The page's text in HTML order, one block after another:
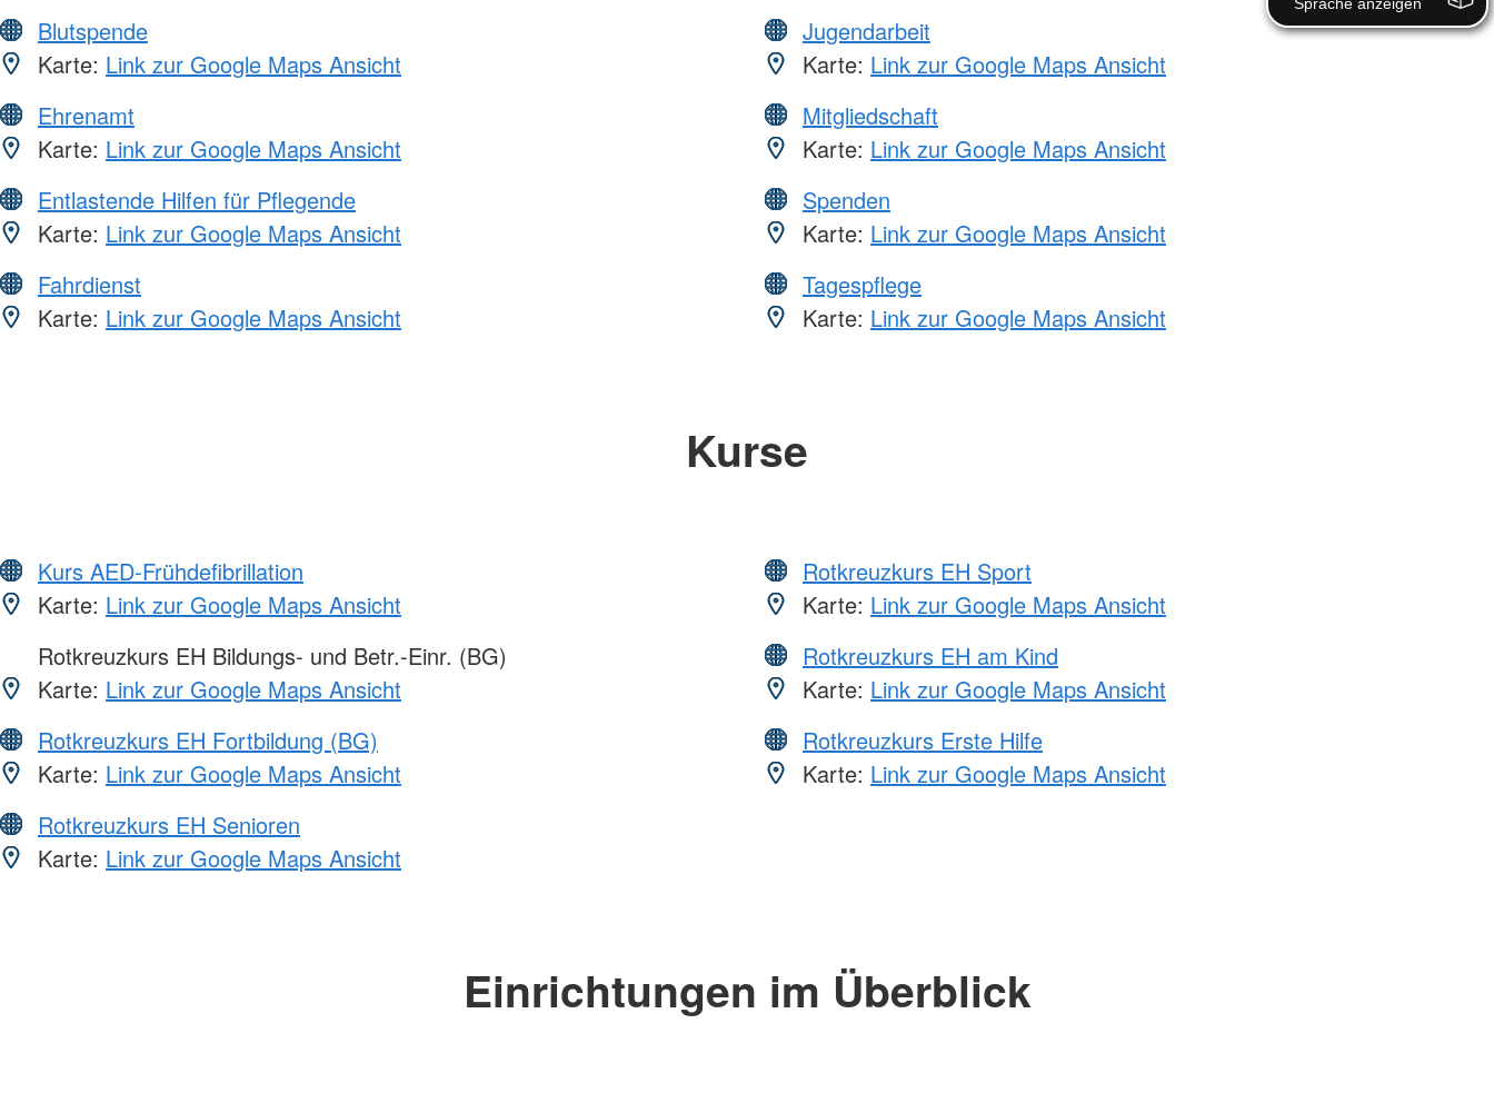
Blutspende
Karte: Link zur Google Maps Ansicht
Ehrenamt
Karte: Link zur Google Maps Ansicht
Entlastende Hilfen für Pflegende
Karte: Link zur Google Maps Ansicht
Fahrdienst
Karte: Link zur Google Maps Ansicht
Jugendarbeit
Karte: Link zur Google Maps Ansicht
Mitgliedschaft
Karte: Link zur Google Maps Ansicht
Spenden
Karte: Link zur Google Maps Ansicht
Tagespflege
Karte: Link zur Google Maps Ansicht
Kurse
Kurs AED-Frühdefibrillation
Karte: Link zur Google Maps Ansicht
Rotkreuzkurs EH Bildungs- und Betr.-Einr. (BG)
Karte: Link zur Google Maps Ansicht
Rotkreuzkurs EH Fortbildung (BG)
Karte: Link zur Google Maps Ansicht
Rotkreuzkurs EH Senioren
Karte: Link zur Google Maps Ansicht
Rotkreuzkurs EH Sport
Karte: Link zur Google Maps Ansicht
Rotkreuzkurs EH am Kind
Karte: Link zur Google Maps Ansicht
Rotkreuzkurs Erste Hilfe
Karte: Link zur Google Maps Ansicht
Einrichtungen im Überblick